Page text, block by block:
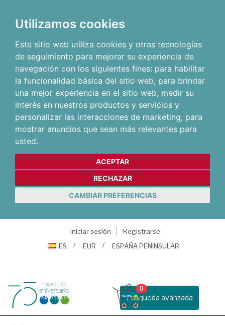
Utilizamos cookies
Este sitio web utiliza cookies y otras tecnologías
de seguimiento para mejorar su experiencia de
navegación con los siguientes fines: para habilitar
la funcionalidad básica del sitio web, para brindar
una mejor experiencia en el sitio web, medir su
interés en nuestros productos y servicios y
personalizar las interacciones de marketing, para
mostrar anuncios que sean más relevantes para
usted.
ACEPTAR
RECHAZAR
CAMBIAR PREFERENCIAS
Iniciar sesión
Registrarse
ES
EUR ESPAÑA PENINSULAR
Busqueda avanzada
0